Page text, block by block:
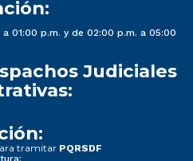
01:00 p.m. y de 02:00 p.m. a 05:00
Judiciales
tramitar PQRSDF